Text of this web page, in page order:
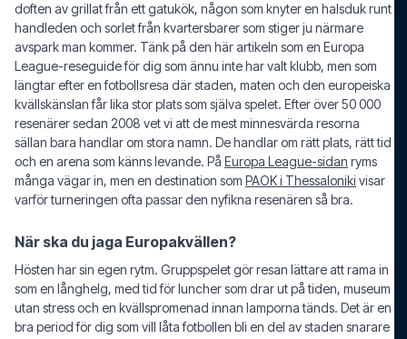
doften av grillat från ett gatukök, någon som knyter en halsduk runt
handleden och sorlet från kvartersbarer som stiger ju närmare
avspark man kommer. Tänk på den här artikeln som en Europa
League-reseguide för dig som ännu inte har valt klubb, men som
längtar efter en fotbollsresa där staden, maten och den europeiska
kvällskänslan får lika stor plats som själva spelet. Efter över 50 000
resenärer sedan 2008 vet vi att de mest minnesvärda resorna
sällan bara handlar om stora namn. De handlar om rätt plats, rätt tid
och en arena som känns levande. På Europa League-sidan ryms
många vägar in, men en destination som PAOK i Thessaloniki visar
varför turneringen ofta passar den nyfikna resenären så bra.
När ska du jaga Europakvällen?
Hösten har sin egen rytm. Gruppspelet gör resan lättare att rama in
som en långhelg, med tid för luncher som drar ut på tiden, museum
utan stress och en kvällspromenad innan lamporna tänds. Det är en
bra period för dig som vill låta fotbollen bli en del av staden snarare